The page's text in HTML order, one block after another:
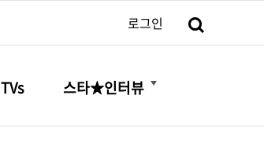
로그인
TVs 스타★인터뷰
더보기